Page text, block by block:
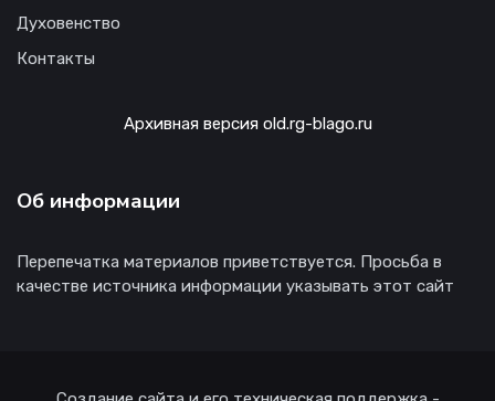
Духовенство
Контакты
Архивная версия old.rg-blago.ru
Об информации
Перепечатка материалов приветствуется. Просьба в
качестве источника информации указывать этот сайт